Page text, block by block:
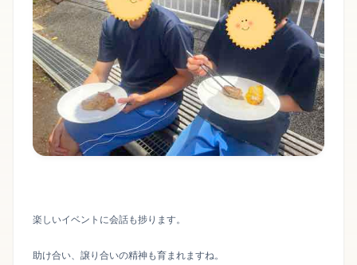
楽しいイベントに会話も捗ります。
助け合い、譲り合いの精神も育まれますね。